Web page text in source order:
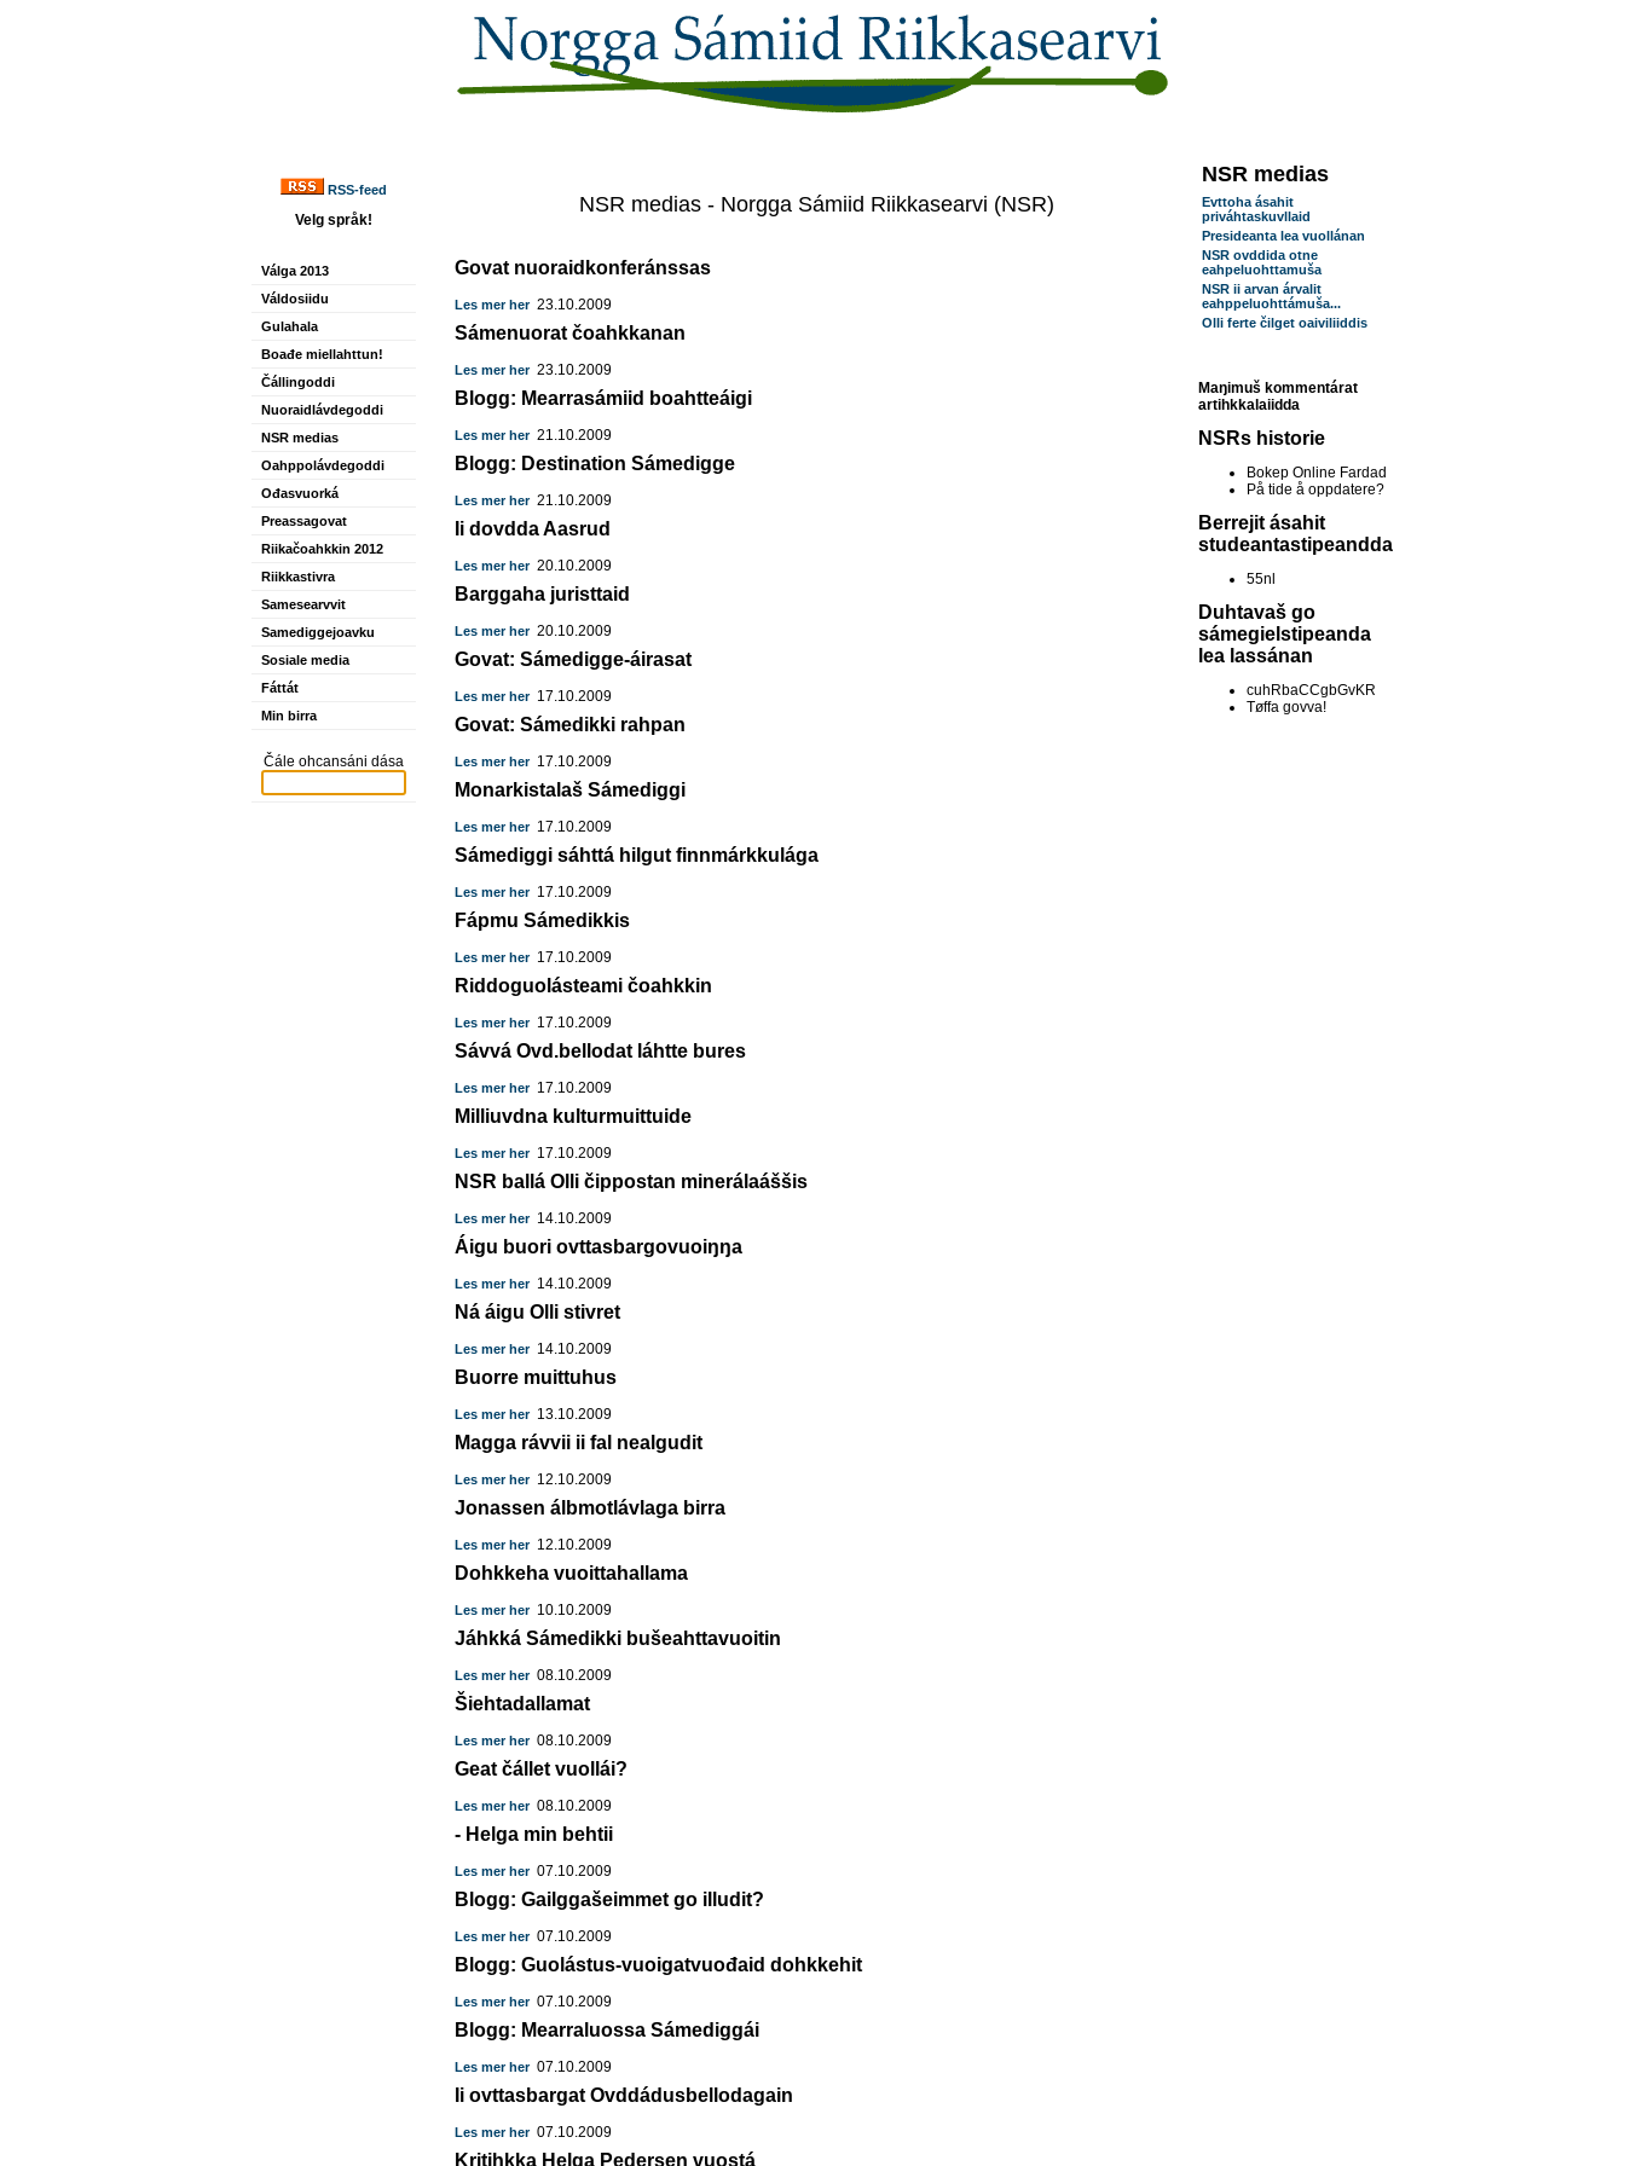
RSS-feed
Velg språk!
Válga 2013
Váldosiidu
Gulahala
Boađe miellahttun!
Čállingoddi
Nuoraidlávdegoddi
NSR medias
Oahppolávdegoddi
Ođasvuorká
Preassagovat
Riikačoahkkin 2012
Riikkastivra
Samesearvvit
Samediggejoavku
Sosiale media
Fáttát
Min birra
Čále ohcansáni dása
NSR medias - Norgga Sámiid Riikkasearvi (NSR)
Govat nuoraidkonferánssas
Les mer her23.10.2009
Sámenuorat čoahkkanan
Les mer her23.10.2009
Blogg: Mearrasámiid boahtteáigi
Les mer her21.10.2009
Blogg: Destination Sámedigge
Les mer her21.10.2009
Ii dovdda Aasrud
Les mer her20.10.2009
Barggaha juristtaid
Les mer her20.10.2009
Govat: Sámedigge-áirasat
Les mer her17.10.2009
Govat: Sámedikki rahpan
Les mer her17.10.2009
Monarkistalaš Sámediggi
Les mer her17.10.2009
Sámediggi sáhttá hilgut finnmárkkulága
Les mer her17.10.2009
Fápmu Sámedikkis
Les mer her17.10.2009
Riddoguolásteami čoahkkin
Les mer her17.10.2009
Sávvá Ovd.bellodat láhtte bures
Les mer her17.10.2009
Milliuvdna kulturmuittuide
Les mer her17.10.2009
NSR ballá Olli čippostan minerálaáššis
Les mer her14.10.2009
Áigu buori ovttasbargovuoiŋŋa
Les mer her14.10.2009
Ná áigu Olli stivret
Les mer her14.10.2009
Buorre muittuhus
Les mer her13.10.2009
Magga rávvii ii fal nealgudit
Les mer her12.10.2009
Jonassen álbmotlávlaga birra
Les mer her12.10.2009
Dohkkeha vuoittahallama
Les mer her10.10.2009
Jáhkká Sámedikki bušeahttavuoitin
Les mer her08.10.2009
Šiehtadallamat
Les mer her08.10.2009
Geat čállet vuollái?
Les mer her08.10.2009
- Helga min behtii
Les mer her07.10.2009
Blogg: Gailggašeimmet go illudit?
Les mer her07.10.2009
Blogg: Guolástus-vuoigatvuođaid dohkkehit
Les mer her07.10.2009
Blogg: Mearraluossa Sámediggái
Les mer her07.10.2009
Ii ovttasbargat Ovddádusbellodagain
Les mer her07.10.2009
Kritihkka Helga Pedersen vuostá
NSR medias
Evttoha ásahit
priváhtaskuvllaid
Presideanta lea vuollánan
NSR ovddida otne
eahpeluohttamuša
NSR ii arvan árvalit
eahppeluohttámuša...
Olli ferte čilget oaiviliiddis
Maŋimuš kommentárat
artihkkalaiidda
NSRs historie
Bokep Online Fardad
På tide å oppdatere?
Berrejit ásahit
studeantastipeandda
55nl
Duhtavaš go
sámegielstipeanda
lea lassánan
cuhRbaCCgbGvKR
Tøffa govva!